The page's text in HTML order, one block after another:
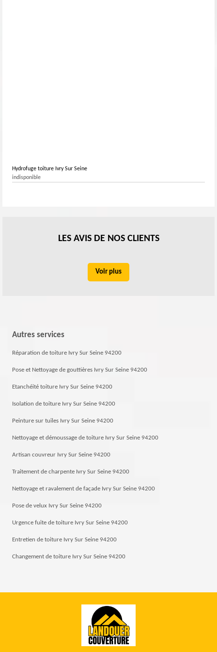
Hydrofuge toiture Ivry Sur Seine
indisponible
LES AVIS DE NOS CLIENTS
Voir plus
Autres services
Réparation de toiture Ivry Sur Seine 94200
Pose et Nettoyage de gouttières Ivry Sur Seine 94200
Etanchéité toiture Ivry Sur Seine 94200
Isolation de toiture Ivry Sur Seine 94200
Peinture sur tuiles Ivry Sur Seine 94200
Nettoyage et démoussage de toiture Ivry Sur Seine 94200
Artisan couvreur Ivry Sur Seine 94200
Traitement de charpente Ivry Sur Seine 94200
Nettoyage et ravalement de façade Ivry Sur Seine 94200
Pose de velux Ivry Sur Seine 94200
Urgence fuite de toiture Ivry Sur Seine 94200
Entretien de toiture Ivry Sur Seine 94200
Changement de toiture Ivry Sur Seine 94200